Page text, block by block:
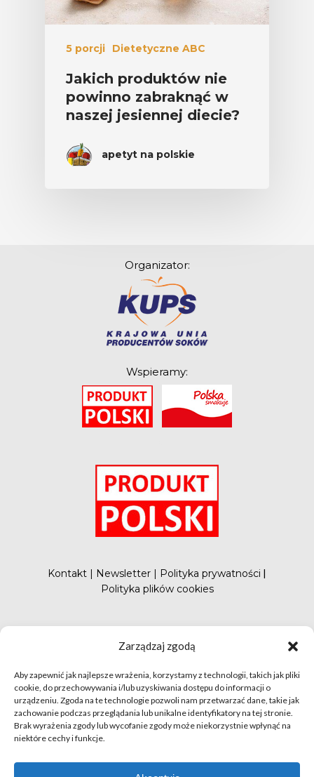
Zarządzaj zgodą
Aby zapewnić jak najlepsze wrażenia, korzystamy z technologii, takich jak pliki
cookie, do przechowywania i/lub uzyskiwania dostępu do informacji o
urządzeniu. Zgoda na te technologie pozwoli nam przetwarzać dane, takie jak
zachowanie podczas przeglądania lub unikalne identyfikatory na tej stronie.
Brak wyrażenia zgody lub wycofanie zgody może niekorzystnie wpłynąć na
niektóre cechy i funkcje.
5 porcji Dietetyczne ABC
Jakich produktów nie
powinno zabraknąć w
naszej jesiennej diecie?
apetyt na polskie
Organizator:
Wspieramy:
Kontakt | Newsletter | Polityka prywatności |
Polityka plików cookies
zastrzeżone | realizacjaHillnet